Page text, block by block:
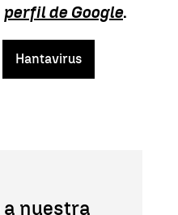
perfil de Google.
Hantavirus
nuestra